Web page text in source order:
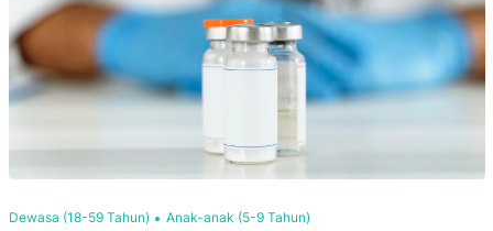
Dewasa (18-59 Tahun) Anak-anak (5-9 Tahun)